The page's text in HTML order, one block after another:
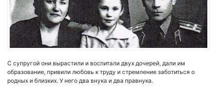
С супругой они вырастили и воспитали двух дочерей, дали им
образование, привили любовь к труду и стремление заботиться о
родных и близких. У него два внука и два правнука.